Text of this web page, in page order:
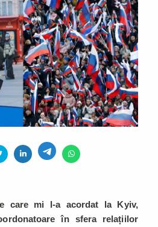
care mi l-a acordat la Kyiv,
în sfera relațiilor